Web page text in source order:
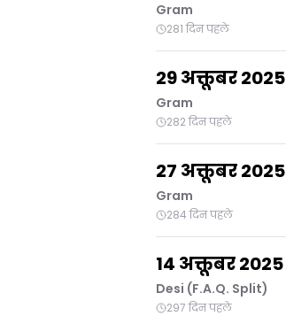
Gram
281 दिन पहले
29 अक्तूबर 2025
Gram
282 दिन पहले
27 अक्तूबर 2025
Gram
284 दिन पहले
14 अक्तूबर 2025
Desi (F.A.Q. Split)
297 दिन पहले